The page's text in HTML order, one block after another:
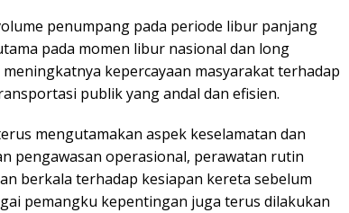
penumpang pada periode libur panjang
pada momen libur nasional dan long
kepercayaan masyarakat terhadap
publik yang andal dan efisien.
mengutamakan aspek keselamatan dan
pengawasan operasional, perawatan rutin
berkala terhadap kesiapan kereta sebelum
pemangku kepentingan juga terus dilakukan